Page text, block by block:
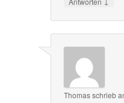
Thomasschrieb